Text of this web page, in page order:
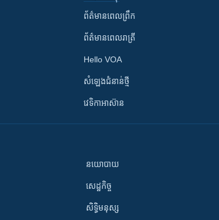
ព័ត៌មាន​ពេល​ព្រឹក
ព័ត៌មាន​​ពេល​រាត្រី
Hello VOA
សំឡេង​ជំនាន់​ថ្មី
វេទិកា​អាស៊ាន
នយោបាយ
សេដ្ឋកិច្ច
សិទ្ធិមនុស្ស